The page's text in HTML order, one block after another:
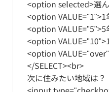
<option selected>選
<option
<option
<option
<option
</SELECT><br>
次に住みたい地域は